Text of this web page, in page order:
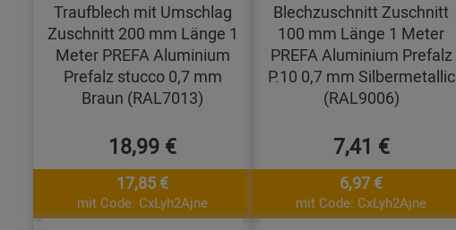
Traufblech mit Umschlag
Zuschnitt 200 mm Länge 1
Meter PREFA Aluminium
Prefalz stucco 0,7 mm
Braun (RAL7013)
18,99 €
17,85 €
mit Code: CxLyh2Ajne
Blechzuschnitt Zuschnitt
100 mm Länge 1 Meter
PREFA Aluminium Prefalz
P.10 0,7 mm Silbermetallic
(RAL9006)
7,41 €
6,97 €
mit Code: CxLyh2Ajne